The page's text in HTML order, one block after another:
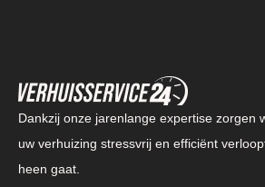
Dankzij onze jarenlange expertise zorgen
uw verhuizing stressvrij en efficiënt
heen gaat.